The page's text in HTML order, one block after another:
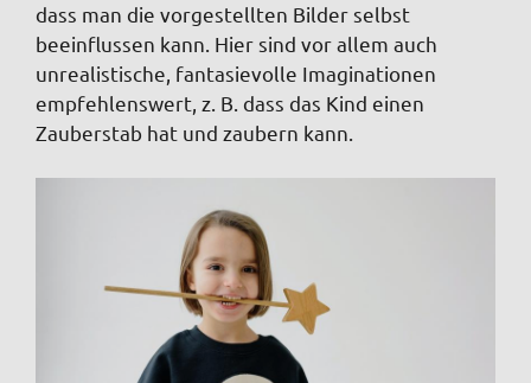
dass man die vorgestellten Bilder selbst
beeinflussen kann. Hier sind vor allem auch
unrealistische, fantasievolle Imaginationen
empfehlenswert, z. B. dass das Kind einen
Zauberstab hat und zaubern kann.